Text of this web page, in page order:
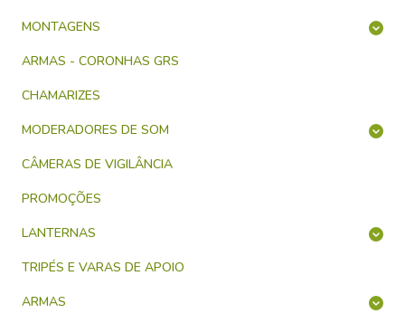
MONTAGENS
ARMAS - CORONHAS GRS
CHAMARIZES
MODERADORES DE SOM
CÂMERAS DE VIGILÂNCIA
PROMOÇÕES
LANTERNAS
TRIPÉS E VARAS DE APOIO
ARMAS